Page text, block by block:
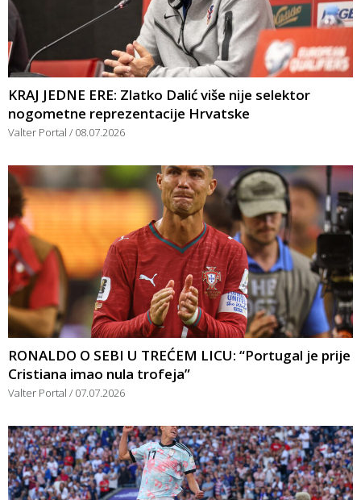
KRAJ JEDNE ERE: Zlatko Dalić više nije selektor
nogometne reprezentacije Hrvatske
Valter Portal 08.07.2026
RONALDO O SEBI U TREĆEM LICU: “Portugal je prije
Cristiana imao nula trofeja”
Valter Portal 07.07.2026